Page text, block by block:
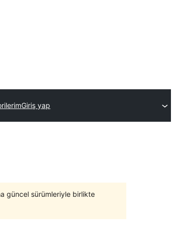
Giriş yap
güncel sürümleriyle birlikte